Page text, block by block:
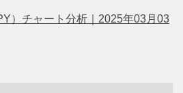
）チャート分析｜2025年03月03